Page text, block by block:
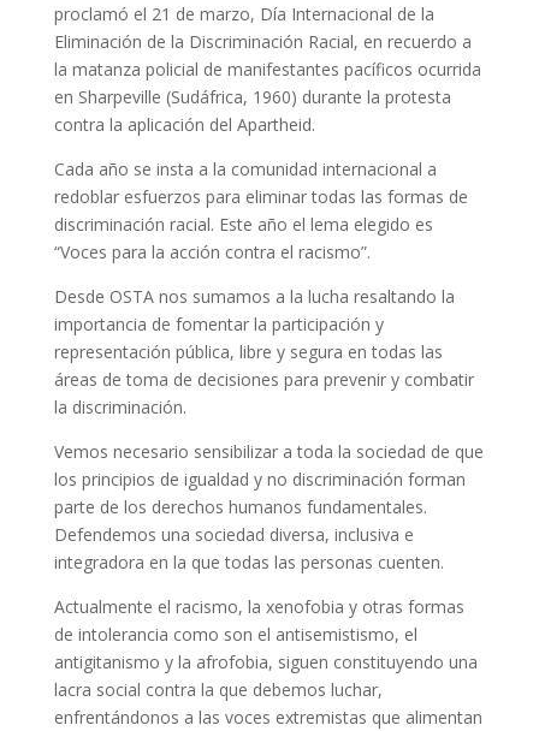
proclamó el 21 de marzo, Día Internacional de la
Eliminación de la Discriminación Racial, en recuerdo a
la matanza policial de manifestantes pacíficos ocurrida
en Sharpeville (Sudáfrica, 1960) durante la protesta
contra la aplicación del Apartheid.
Cada año se insta a la comunidad internacional a
redoblar esfuerzos para eliminar todas las formas de
discriminación racial. Este año el lema elegido es
“Voces para la acción contra el racismo”.
Desde OSTA nos sumamos a la lucha resaltando la
importancia de fomentar la participación y
representación pública, libre y segura en todas las
áreas de toma de decisiones para prevenir y combatir
la discriminación.
Vemos necesario sensibilizar a toda la sociedad de que
los principios de igualdad y no discriminación forman
parte de los derechos humanos fundamentales.
Defendemos una sociedad diversa, inclusiva e
integradora en la que todas las personas cuenten.
Actualmente el racismo, la xenofobia y otras formas
de intolerancia como son el antisemistismo, el
antigitanismo y la afrofobia, siguen constituyendo una
lacra social contra la que debemos luchar,
enfrentándonos a las voces extremistas que alimentan